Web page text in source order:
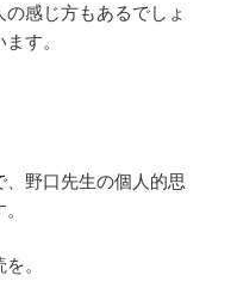
感じ方もあるでしょ
す。
野口先生の個人的思
。